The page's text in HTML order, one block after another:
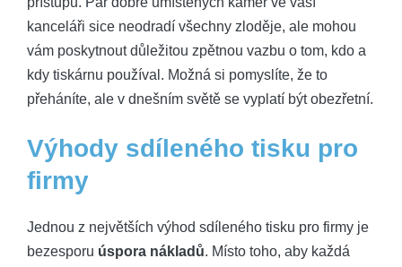
kanceláři sice neodradí všechny zloděje, ale mohou
vám poskytnout důležitou zpětnou vazbu o tom, kdo a
kdy tiskárnu používal. Možná si pomyslíte, že to
přeháníte, ale v dnešním světě se vyplatí být obezřetní.
Výhody sdíleného tisku pro
firmy
Jednou z největších výhod sdíleného tisku pro firmy je
bezesporu úspora nákladů. Místo toho, aby každá